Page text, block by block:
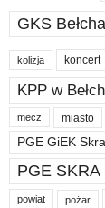
GKS
kolizja koncert
KPP w
mecz miasto
PGE GiEK
PGE SKRA
powiat pożar